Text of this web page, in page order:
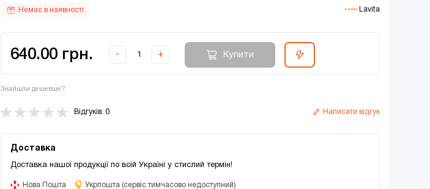
Немає в наявності Lavita
640.00 грн. - + Купити
Знайшли дешевше?
Відгуків: 0 Написати відгук
Доставка
Доставка нашої продукції по всій Україні у стислий термін!
Нова Пошта Укрпошта (сервіс тимчасово недоступний)